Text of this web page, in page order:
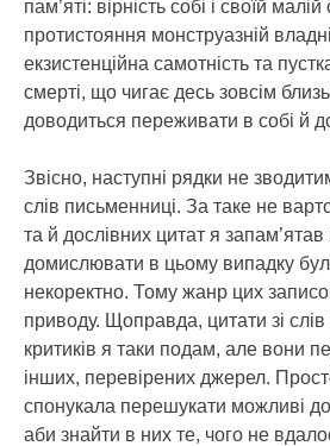
пам’яті: вірність собі і своїй малій
протистояння монструазній
екзистенційна самотність та
смерті, що чигає десь зовсім
доводиться переживати в собі й
Звісно, наступні рядки не
слів письменниці. За таке не
та й дослівних цитат я запам’ятав
домислювати в цьому випадку
некоректно. Тому жанр цих
приводу. Щоправда, цитати зі
критиків я таки подам, але вони
інших, перевірених джерел.
спонукала перешукати можливі
аби знайти в них те, чого не